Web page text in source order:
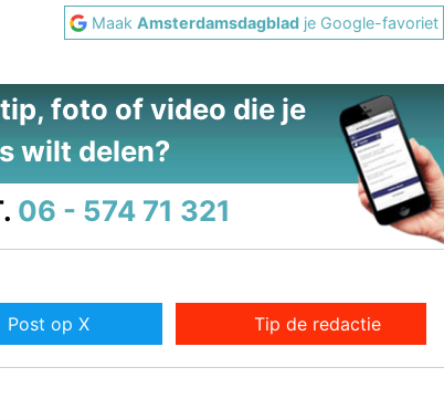
MaakAmsterdamsdagblad je Google-favoriet
foto of video die je
wilt delen?
06 - 574 71 321
Post op X Tip de redactie